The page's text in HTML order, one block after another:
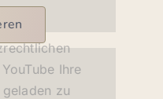
Ihre
zu